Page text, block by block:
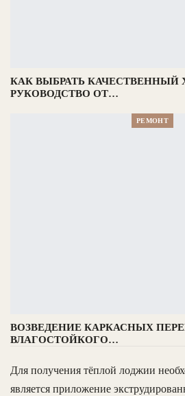
КАК ВЫБРАТЬ КАЧЕСТВЕННЫЙ
РУКОВОДСТВО ОТ…
РЕМОНТ
ВОЗВЕДЕНИЕ КАРКАСНЫХ
ВЛАГОСТОЙКОГО…
Для получения тёплой лоджии
является приложение